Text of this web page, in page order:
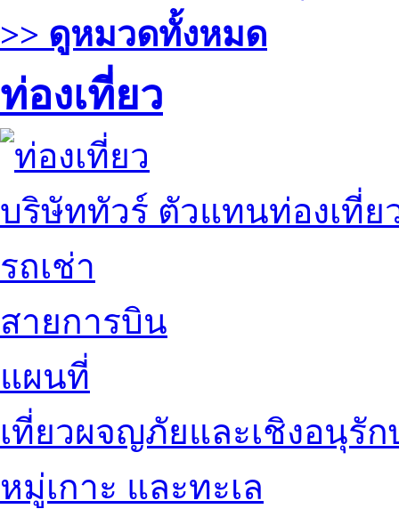
>> ดูหมวดทั้งหมด
ท่องเที่ยว
บริษัททัวร์ ตัวแทนท่องเที่ย
รถเช่า
สายการบิน
แผนที่
เที่ยวผจญภัยและเชิงอนุรัก
หมู่เกาะ และทะเล